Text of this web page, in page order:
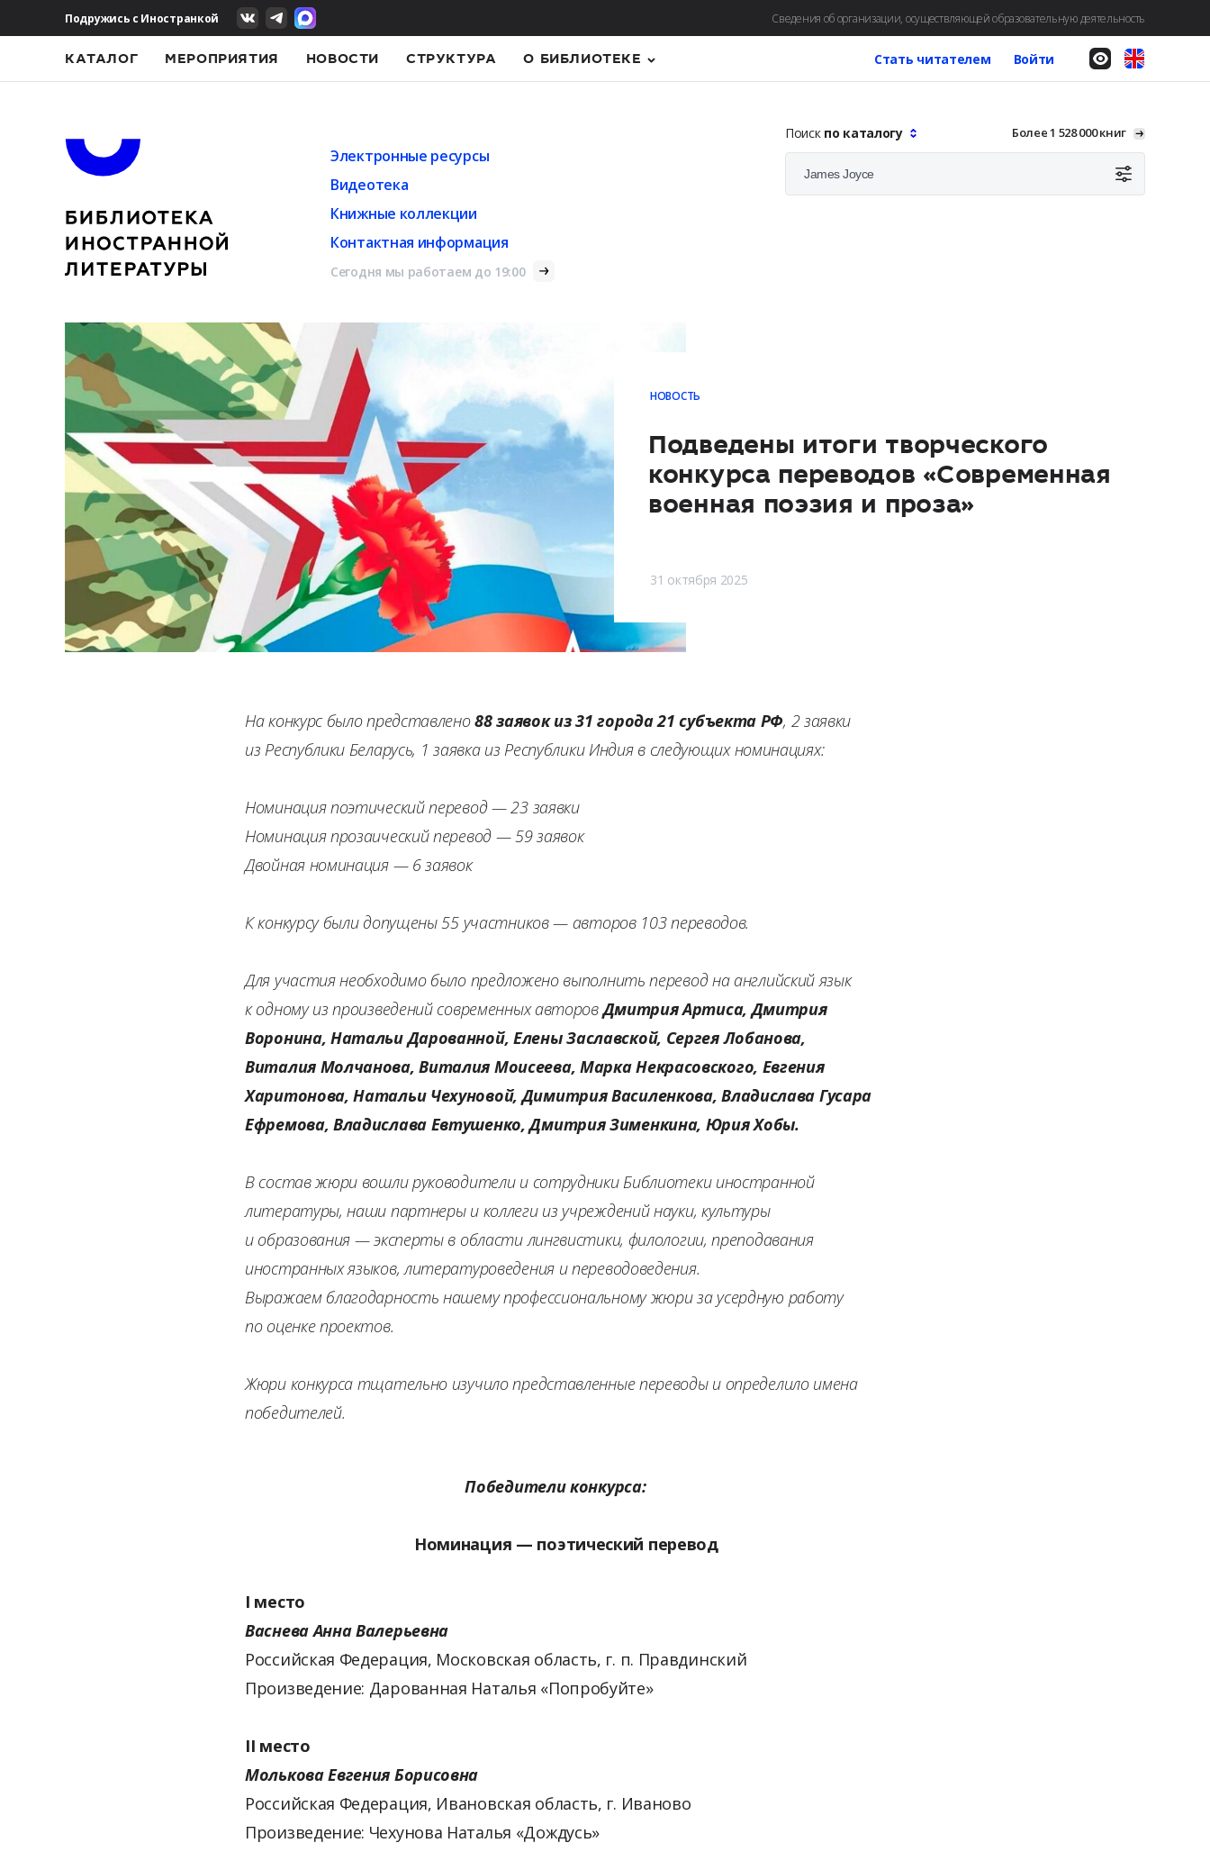
Подружись с Иностранкой Сведения об организации, осуществляющей образовательную деятельность
КАТАЛОГ МЕРОПРИЯТИЯ НОВОСТИ СТРУКТУРА О БИБЛИОТЕКЕ Стать читателем Войти
Электронные ресурсы
Видеотека
Книжные коллекции
Контактная информация
Сегодня мы работаем до 19:00
Поиск по каталогу Более 1 528 000 книг
НОВОСТЬ
Подведены итоги творческого
конкурса переводов «Современная
военная поэзия и проза»
31 октября 2025
На конкурс было представлено88 заявок из 31 города 21 субъекта РФ, 2 заявки
из Республики Беларусь, 1 заявка из Республики Индия в следующих номинациях:
Номинация поэтический перевод — 23 заявки
Номинация прозаический перевод — 59 заявок
Двойная номинация — 6 заявок
К конкурсу были допущены 55 участников — авторов 103 переводов.
Для участия необходимо было предложено выполнить перевод на английский язык
к одному из произведений современных авторовДмитрия Артиса, Дмитрия
Воронина, Натальи Дарованной, Елены Заславской, Сергея Лобанова,
Виталия Молчанова, Виталия Моисеева, Марка Некрасовского, Евгения
Харитонова, Натальи Чехуновой, Димитрия Василенкова, Владислава Гусара
Ефремова, Владислава Евтушенко, Дмитрия Зименкина, Юрия Хобы.
В состав жюри вошли руководители и сотрудники Библиотеки иностранной
литературы, наши партнеры и коллеги из учреждений науки, культуры
и образования — эксперты в области лингвистики, филологии, преподавания
иностранных языков, литературоведения и переводоведения.
Выражаем благодарность нашему профессиональному жюри за усердную работу
по оценке проектов.
Жюри конкурса тщательно изучило представленные переводы и определило имена
победителей.
Победители конкурса:
Номинация — поэтический перевод
I место
Васнева Анна Валерьевна
Российская Федерация, Московская область, г. п. Правдинский
Произведение: Дарованная Наталья «Попробуйте»
II место
Молькова Евгения Борисовна
Российская Федерация, Ивановская область, г. Иваново
Произведение: Чехунова Наталья «Дождусь»